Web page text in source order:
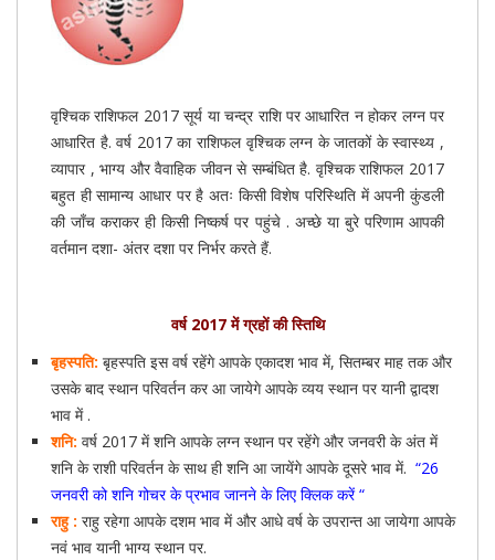
वृश्चिक राशिफल 2017 सूर्य या चन्द्र राशि पर आधारित न होकर लग्न पर
आधारित है. वर्ष 2017 का राशिफल वृश्चिक लग्न के जातकों के स्वास्थ्य ,
व्यापार , भाग्य और वैवाहिक जीवन से सम्बंधित है. वृश्चिक राशिफल 2017
बहुत ही सामान्य आधार पर है अतः किसी विशेष परिस्थिति में अपनी कुंडली
की जाँच कराकर ही किसी निष्कर्ष पर पहुंचे . अच्छे या बुरे परिणाम आपकी
वर्तमान दशा- अंतर दशा पर निर्भर करते हैं.
वर्ष 2017 में ग्रहों की स्तिथि
बृहस्पति: बृहस्पति इस वर्ष रहेंगे आपके एकादश भाव में, सितम्बर माह तक और
उसके बाद स्थान परिवर्तन कर आ जायेगे आपके व्यय स्थान पर यानी द्वादश
भाव में .
शनि: वर्ष 2017 में शनि आपके लग्न स्थान पर रहेंगे और जनवरी के अंत में
शनि के राशी परिवर्तन के साथ ही शनि आ जायेंगे आपके दूसरे भाव में. “26
जनवरी को शनि गोचर के प्रभाव जानने के लिए क्लिक करें“
राहु : राहु रहेगा आपके दशम भाव में और आधे वर्ष के उपरान्त आ जायेगा आपके
नवं भाव यानी भाग्य स्थान पर.